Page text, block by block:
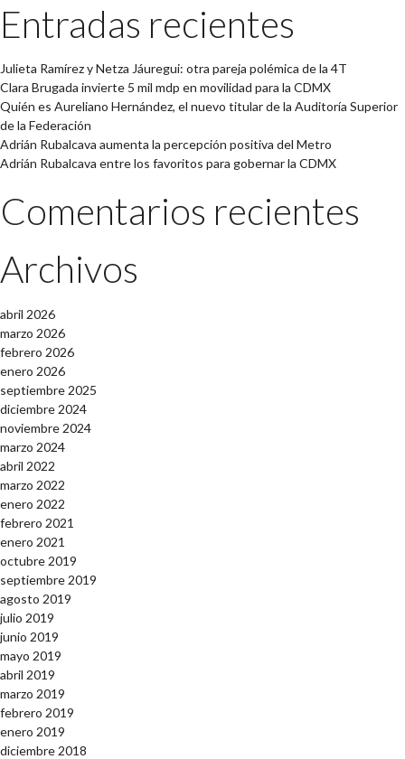
Entradas recientes
Julieta Ramírez y Netza Jáuregui: otra pareja polémica de la 4T
Clara Brugada invierte 5 mil mdp en movilidad para la CDMX
Quién es Aureliano Hernández, el nuevo titular de la Auditoría Superior
de la Federación
Adrián Rubalcava aumenta la percepción positiva del Metro
Adrián Rubalcava entre los favoritos para gobernar la CDMX
Comentarios recientes
Archivos
abril 2026
marzo 2026
febrero 2026
enero 2026
septiembre 2025
diciembre 2024
noviembre 2024
marzo 2024
abril 2022
marzo 2022
enero 2022
febrero 2021
enero 2021
octubre 2019
septiembre 2019
agosto 2019
julio 2019
junio 2019
mayo 2019
abril 2019
marzo 2019
febrero 2019
enero 2019
diciembre 2018